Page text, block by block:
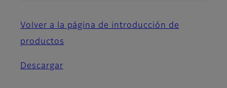
Volver a la página de introducción de
productos
Descargar